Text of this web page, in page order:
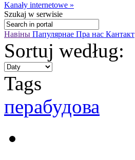
Kanały internetowe »
Szukaj w serwisie
Навіны Папулярнае Пра нас Кантакт
Sortuj według:
Tags
перабудова